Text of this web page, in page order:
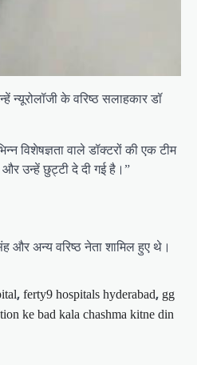
न्यूरोलॉजी के वरिष्ठ सलाहकार डॉ
विशेषज्ञता वाले डॉक्टरों की एक टीम
उन्हें छुट्टी दे दी गई है।”
और अन्य वरिष्ठ नेता शामिल हुए थे।
, ferty9 hospitals hyderabad, gg
ke bad kala chashma kitne din